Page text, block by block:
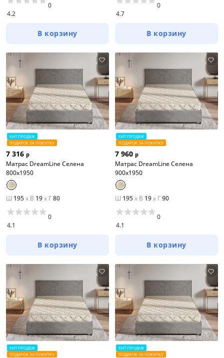
4.2
0
В корзину
4.7
0
В корзину
ХИТ ПРОДАЖ
ПОДАРОК ЗА ПОКУПКУ
7 316 р
Матрас DreamLine Селена
800x1950
Ш 195x В 19x Г80
4.1
0
В корзину
ХИТ ПРОДАЖ
ПОДАРОК ЗА ПОКУПКУ
7 960 р
Матрас DreamLine Селена
900x1950
Ш 195x В 19x Г90
4.1
0
В корзину
ХИТ ПРОДАЖ
ПОДАРОК ЗА ПОКУПКУ
ХИТ ПРОДАЖ
ПОДАРОК ЗА ПОКУПКУ